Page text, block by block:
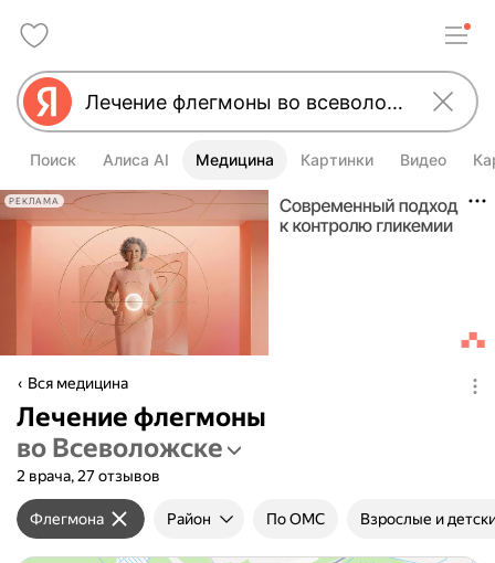
Поиск Алиса AI Медицина Картинки Видео
РЕКЛАМА
Вся медицина
Лечение флегмоны
во Всеволожске
2 врача, 27 отзывов
Флегмона Район По ОМС Взрослые и